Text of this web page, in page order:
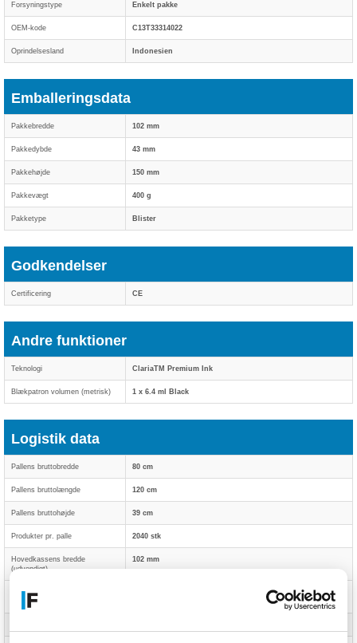
Forsyningstype Enkelt pakke
OEM-kode C13T33314022
Oprindelsesland Indonesien
Emballeringsdata
Pakkebredde 102 mm
Pakkedybde 43 mm
Pakkehøjde 150 mm
Pakkevægt 400 g
Pakketype Blister
Godkendelser
Certificering CE
Andre funktioner
Teknologi ClariaTM Premium Ink
Blækpatron volumen (metrisk) 1 x 6.4 ml Black
Logistik data
Pallens bruttobredde 80 cm
Pallens bruttolængde 120 cm
Pallens bruttohøjde 39 cm
Produkter pr. palle 2040 stk
Hovedkassens bredde
(udvendigt)
102 mm
Hovedkassens længde
(udvendigt)